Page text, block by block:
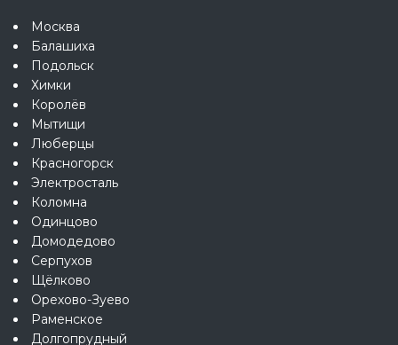
Москва
Балашиха
Подольск
Химки
Королёв
Мытищи
Люберцы
Красногорск
Электросталь
Коломна
Одинцово
Домодедово
Серпухов
Щёлково
Орехово-Зуево
Раменское
Долгопрудный